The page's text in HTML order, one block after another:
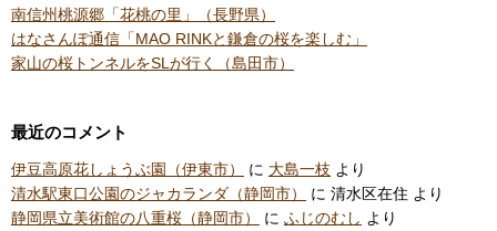
南信州桃源郷「花桃の里」（長野県）
はなさんぽ通信「MAO RINKと鎌倉の桜を楽しむ」
家山の桜トンネルをSLが行く（島田市）
最近のコメント
伊豆高原花しょうぶ園（伊東市） に 大島一枝 より
清水駅東口公園のジャカランダ（静岡市）
に 清水区在住 より
静岡県立美術館の八重桜（静岡市）
に ふじのむし より